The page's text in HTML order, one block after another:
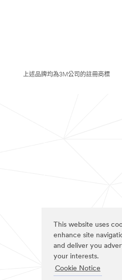
This website uses
enhance site
and deliver you
your interests.
Cookie Notice
上述品牌均為3M公司的註冊商標